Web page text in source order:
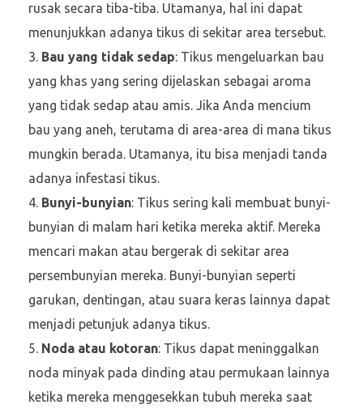
rusak secara tiba-tiba. Utamanya, hal ini dapat
menunjukkan adanya tikus di sekitar area tersebut.
Bau yang tidak sedap: Tikus mengeluarkan bau
yang khas yang sering dijelaskan sebagai aroma
yang tidak sedap atau amis. Jika Anda mencium
bau yang aneh, terutama di area-area di mana tikus
mungkin berada. Utamanya, itu bisa menjadi tanda
adanya infestasi tikus.
Bunyi-bunyian: Tikus sering kali membuat bunyi-
bunyian di malam hari ketika mereka aktif. Mereka
mencari makan atau bergerak di sekitar area
persembunyian mereka. Bunyi-bunyian seperti
garukan, dentingan, atau suara keras lainnya dapat
menjadi petunjuk adanya tikus.
Noda atau kotoran: Tikus dapat meninggalkan
noda minyak pada dinding atau permukaan lainnya
ketika mereka menggesekkan tubuh mereka saat